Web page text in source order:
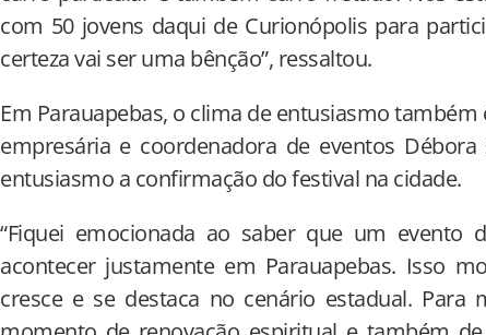
com 50 jovens daqui de Curionópolis para
certeza vai ser uma bênção”, ressaltou.
Em Parauapebas, o clima de entusiasmo
empresária e coordenadora de eventos
entusiasmo a confirmação do festival na cidade.
“Fiquei emocionada ao saber que um evento
acontecer justamente em Parauapebas. Isso
cresce e se destaca no cenário estadual.